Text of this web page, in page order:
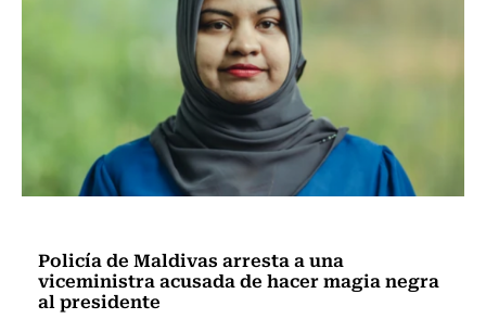
Policía de Maldivas arresta a una
viceministra acusada de hacer magia negra
al presidente